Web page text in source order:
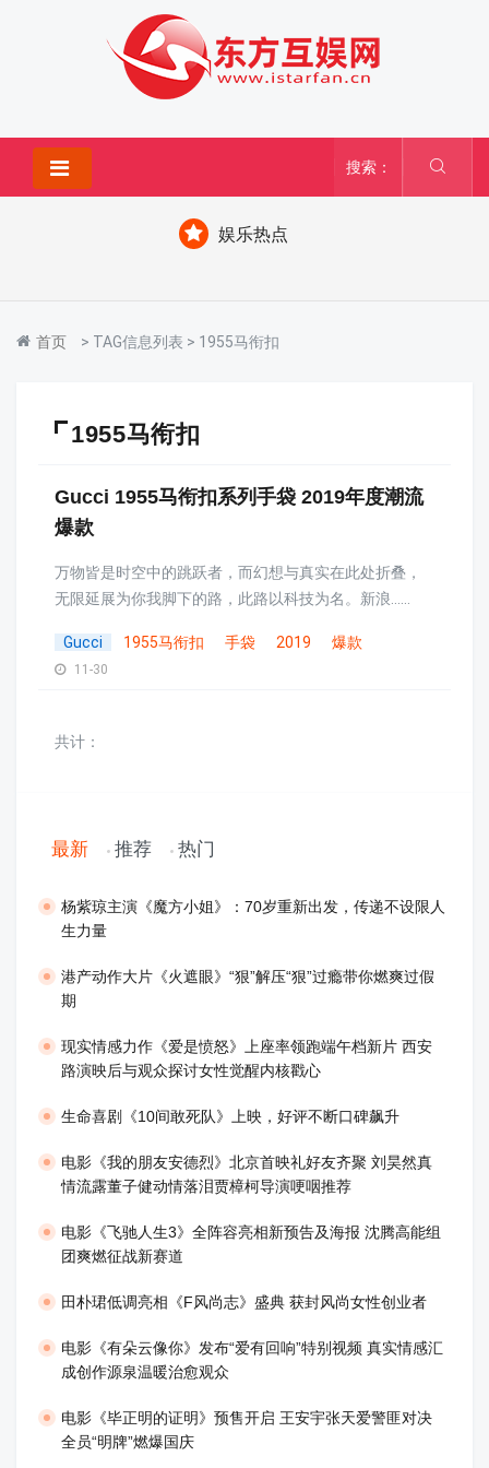
搜索：
娱乐热点
首页 > TAG信息列表 > 1955马衔扣
1955马衔扣
Gucci 1955马衔扣系列手袋 2019年度潮流
爆款
万物皆是时空中的跳跃者，而幻想与真实在此处折叠，
无限延展为你我脚下的路，此路以科技为名。新浪......
Gucci 1955马衔扣 手袋 2019 爆款
11-30
共计：
最新 推荐 热门
​杨紫琼主演《魔方小姐》：70岁重新出发，传递不设限人
生力量
港产动作大片《火遮眼》“狠”解压“狠”过瘾带你燃爽过假
期
现实情感力作《爱是愤怒》上座率领跑端午档新片 西安
路演映后与观众探讨女性觉醒内核戳心
生命喜剧《10间敢死队》上映，好评不断口碑飙升
​电影《我的朋友安德烈》北京首映礼好友齐聚 刘昊然真
情流露董子健动情落泪贾樟柯导演哽咽推荐
电影《飞驰人生3》全阵容亮相新预告及海报 沈腾高能组
团爽燃征战新赛道
田朴珺低调亮相《F风尚志》盛典 获封风尚女性创业者
电影《有朵云像你》发布“爱有回响”特别视频 真实情感汇
成创作源泉温暖治愈观众
​电影《毕正明的证明》预售开启 王安宇张天爱警匪对决
全员“明牌”燃爆国庆